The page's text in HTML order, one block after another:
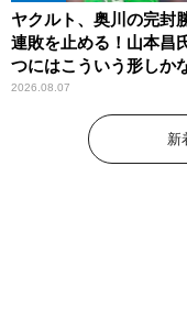
ヤクルト、奥川の完封
連敗を止める！山本昌
つにはこういう形しか
2026.08.07
新